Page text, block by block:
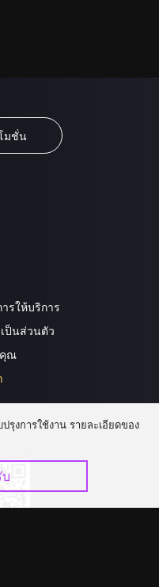
มชั่น
รให้บริการ
ป็นส่วนตัว
คุณ
รุงการใช้งาน รายละเอียดของ